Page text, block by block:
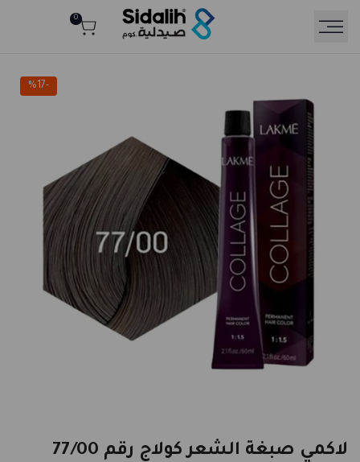
Read
0
-
17
%
لاكمي صبغة الشعر كولاج رقم 77/00